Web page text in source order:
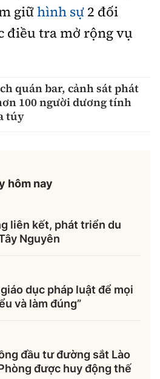
giữhình sự 2 đối
điều tra mở rộng vụ
quán bar, cảnh sát phát
100 người dương tính
túy
hôm nay
liên kết, phát triển du
Nguyên
dục pháp luật để mọi
và làm đúng”
đầu tư đường sắt Lào
được huy động thế